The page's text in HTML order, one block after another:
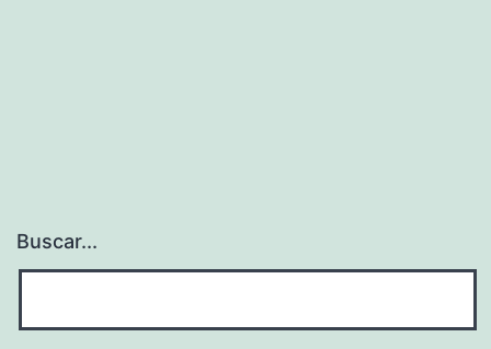
Buscar...